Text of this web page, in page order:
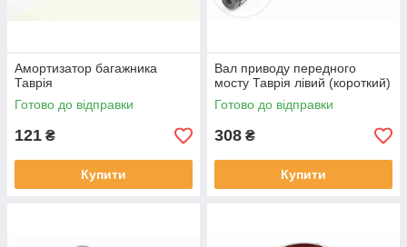
Амортизатор багажника
Таврія
Готово до відправки
121 ₴
Купити
Вал приводу передного
мосту Таврія лівий (короткий)
Готово до відправки
308 ₴
Купити